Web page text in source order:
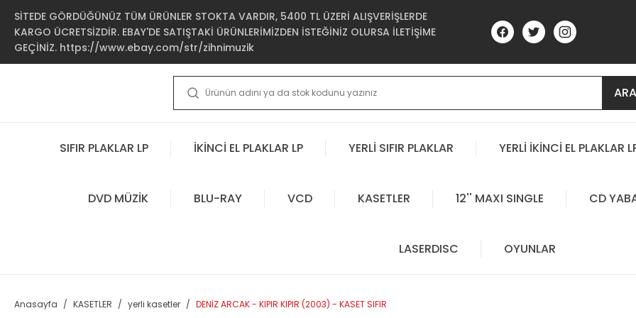
SİTEDE GÖRDÜĞÜNÜZ TÜM ÜRÜNLER STOKTA VARDIR, 5400 TL ÜZERİ ALIŞVERİŞLERDE
KARGO ÜCRETSİZDİR. EBAY'DE SATIŞTAKİ ÜRÜNLERİMİZDEN İSTEĞİNİZ OLURSA İLETİŞİME
GEÇİNİZ. https://www.ebay.com/str/zihnimuzik
ARA
SIFIR PLAKLAR LP İKİNCİ EL PLAKLAR LP YERLİ SIFIR PLAKLAR YERLİ İKİNCİ EL PLAKLAR
DVD MÜZİK BLU-RAY VCD KASETLER 12'' MAXI SINGLE CD
LASERDISC OYUNLAR
Anasayfa KASETLER yerli kasetler DENİZ ARCAK - KIPIR KIPIR (2003) - KASET SIFIR